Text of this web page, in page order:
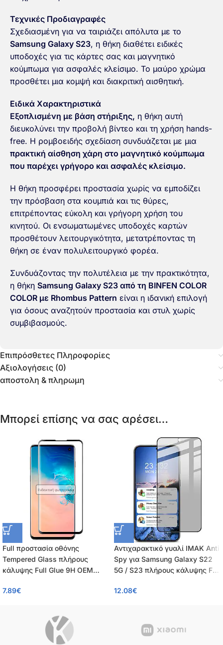
Τεχνικές Προδιαγραφές
Σχεδιασμένη για να ταιριάζει απόλυτα με το
Samsung Galaxy S23, η θήκη διαθέτει ειδικές
υποδοχές για τις κάρτες σας και μαγνητικό
κούμπωμα για ασφαλές κλείσιμο. Το μαύρο χρώμα
προσθέτει μια κομψή και διακριτική αισθητική.
Ειδικά Χαρακτηριστικά
Εξοπλισμένη με βάση στήριξης, η θήκη αυτή
διευκολύνει την προβολή βίντεο και τη χρήση hands-
free. Η ρομβοειδής σχεδίαση συνδυάζεται με μια
πρακτική αίσθηση χάρη στο μαγνητικό κούμπωμα
που παρέχει γρήγορο και ασφαλές κλείσιμο.
Η θήκη προσφέρει προστασία χωρίς να εμποδίζει
την πρόσβαση στα κουμπιά και τις θύρες,
επιτρέποντας εύκολη και γρήγορη χρήση του
κινητού. Οι ενσωματωμένες υποδοχές καρτών
προσθέτουν λειτουργικότητα, μετατρέποντας τη
θήκη σε έναν πολυλειτουργικό φορέα.
Συνδυάζοντας την πολυτέλεια με την πρακτικότητα,
η θήκη Samsung Galaxy S23 από τη BINFEN COLOR
COLOR με Rhombus Pattern είναι η ιδανική επιλογή
για όσους αναζητούν προστασία και στυλ χωρίς
συμβιβασμούς.
Επιπρόσθετες Πληροφορίες
Αξιολογήσεις (0)
αποστολη & πληρωμη
Μπορεί επίσης να σας αρέσει…
Ενδεικτική φωτογραφία
Full προστασία οθόνης
Tempered Glass πλήρους
κάλυψης Full Glue 9H OEM
S22 5G / S23 5G
7.89€
Αντιχαρακτικό γυαλί IMAK Anti
Spy για Samsung Galaxy S22
5G / S23 πλήρους κάλυψης Full
12.08€